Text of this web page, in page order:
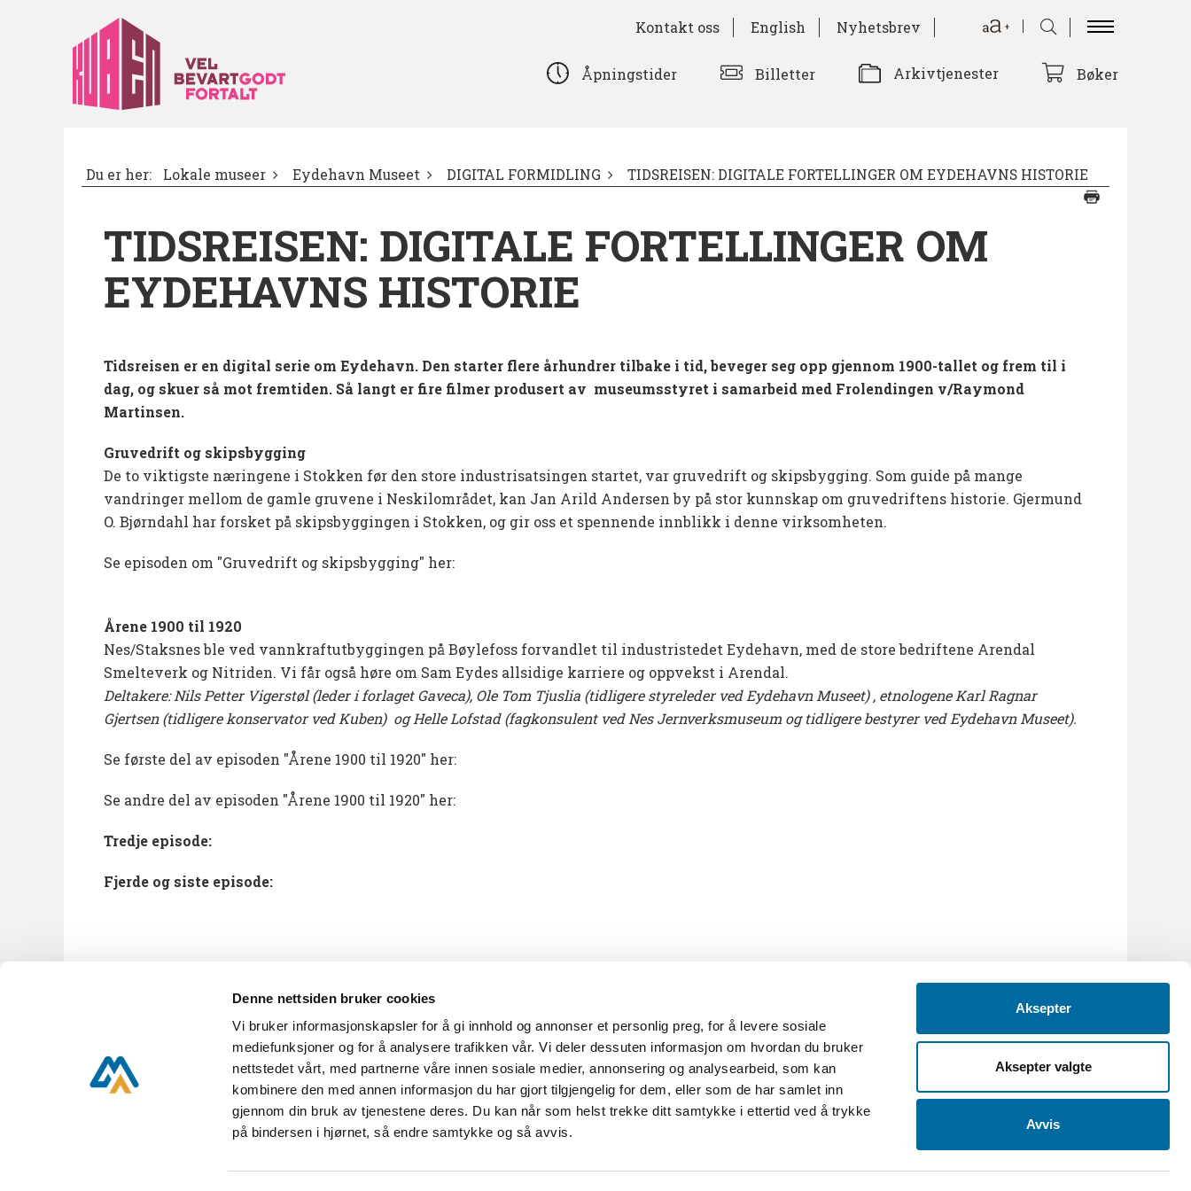
Denne nettsiden bruker cookies
Vi bruker informasjonskapsler for å gi innhold og annonser et personlig preg, for å levere sosiale
mediefunksjoner og for å analysere trafikken vår. Vi deler dessuten informasjon om hvordan du bruker
nettstedet vårt, med partnerne våre innen sosiale medier, annonsering og analysearbeid, som kan
kombinere den med annen informasjon du har gjort tilgjengelig for dem, eller som de har samlet inn
gjennom din bruk av tjenestene deres. Du kan når som helst trekke ditt samtykke i ettertid ved å trykke
på bindersen i hjørnet, så endre samtykke og så avvis.
Aksepter
Aksepter valgte
Avvis
Kontakt oss English Nyhetsbrev
Åpningstider Billetter Arkivtjenester Bøker
Du er her: Lokale museer Eydehavn Museet DIGITAL FORMIDLING TIDSREISEN: DIGITALE FORTELLINGER OM EYDEHAVNS HISTORIE
TIDSREISEN: DIGITALE FORTELLINGER OM
EYDEHAVNS HISTORIE
Tidsreisen er en digital serie om Eydehavn. Den starter flere århundrer tilbake i tid, beveger seg opp gjennom 1900-tallet og frem til i
dag, og skuer så mot fremtiden. Så langt er fire filmer produsert av museumsstyret i samarbeid med Frolendingen v/Raymond
Martinsen.
Gruvedrift og skipsbygging
De to viktigste næringene i Stokken før den store industrisatsingen startet, var gruvedrift og skipsbygging. Som guide på mange
vandringer mellom de gamle gruvene i Neskilområdet, kan Jan Arild Andersen by på stor kunnskap om gruvedriftens historie. Gjermund
O. Bjørndahl har forsket på skipsbyggingen i Stokken, og gir oss et spennende innblikk i denne virksomheten.
Se episoden om "Gruvedrift og skipsbygging" her:
Årene 1900 til 1920
Nes/Staksnes ble ved vannkraftutbyggingen på Bøylefoss forvandlet til industristedet Eydehavn, med de store bedriftene Arendal
Smelteverk og Nitriden. Vi får også høre om Sam Eydes allsidige karriere og oppvekst i Arendal.
Deltakere: Nils Petter Vigerstøl (leder i forlaget Gaveca), Ole Tom Tjuslia (tidligere styreleder ved Eydehavn Museet) , etnologene Karl Ragnar
Gjertsen (tidligere konservator ved Kuben) og Helle Lofstad (fagkonsulent ved Nes Jernverksmuseum og tidligere bestyrer ved Eydehavn Museet).
Se første del av episoden "Årene 1900 til 1920" her:
Se andre del av episoden "Årene 1900 til 1920" her:
Tredje episode:
Fjerde og siste episode:
Nyhetsbrev
KUBEN,Parkveien 16, 4838 Arendal-Tlf: 37 01 79 00
KUBEN er en del av Aust-Agder museum og arkiv IKS, sammen med Setesdalsmuseet og Grimstad bys museer